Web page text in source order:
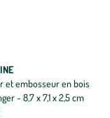
et embosseur en bois
- 8,7 x 7,1 x 2,5 cm